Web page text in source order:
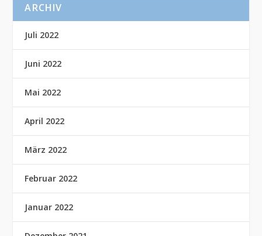
ARCHIV
Juli 2022
Juni 2022
Mai 2022
April 2022
März 2022
Februar 2022
Januar 2022